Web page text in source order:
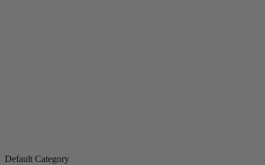
Default Category